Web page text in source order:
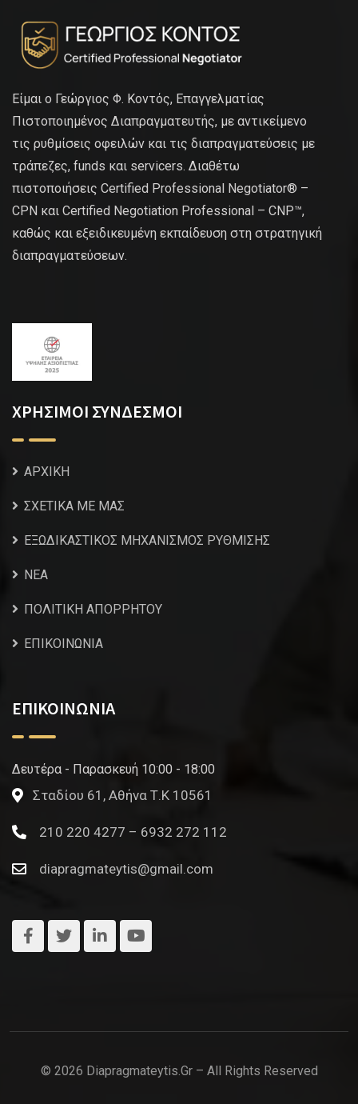
Είμαι ο Γεώργιος Φ. Κοντός, Επαγγελματίας
Πιστοποιημένος Διαπραγματευτής, με αντικείμενο
τις ρυθμίσεις οφειλών και τις διαπραγματεύσεις με
τράπεζες, funds και servicers. Διαθέτω
πιστοποιήσεις Certified Professional Negotiator® –
CPN και Certified Negotiation Professional – CNP™,
καθώς και εξειδικευμένη εκπαίδευση στη στρατηγική
διαπραγματεύσεων.
ΧΡΗΣΙΜΟΙ ΣΥΝΔΕΣΜΟΙ
ΑΡΧΙΚΗ
ΣΧΕΤΙΚΑ ΜΕ ΜΑΣ
ΕΞΩΔΙΚΑΣΤΙΚΟΣ ΜΗΧΑΝΙΣΜΟΣ ΡΥΘΜΙΣΗΣ
NEA
ΠΟΛΙΤΙΚΗ ΑΠΟΡΡΗΤΟΥ
ΕΠΙΚΟΙΝΩΝΙΑ
ΕΠΙΚΟΙΝΩΝΙΑ
Δευτέρα - Παρασκευή 10:00 - 18:00
Σταδίου 61, Αθήνα Τ.Κ 10561
210 220 4277 – 6932 272 112
diapragmateytis@gmail.com
© 2026 Diapragmateytis.gr – All Rights Reserved